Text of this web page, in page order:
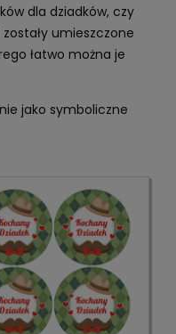
dla dziadków, czy
zostały umieszczone
łatwo można je
jako symboliczne